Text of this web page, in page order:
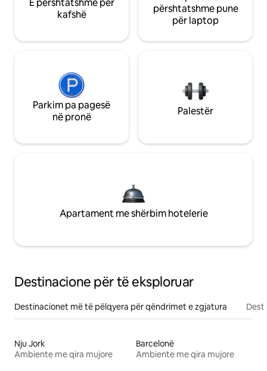
E përshtatshme për
kafshë
përshtatshme pune
për laptop
Parkim pa pagesë
në pronë
Palestër
Apartament me shërbim hotelerie
Destinacione për të eksploruar
Destinacionet më të pëlqyera për qëndrimet e zgjatura
Nju Jork
Ambiente me qira mujore
Barcelonë
Ambiente me qira mujore